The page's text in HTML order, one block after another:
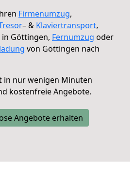
Firmenumzug,
– & Klaviertransport,
in Göttingen, Fernumzug oder
von Göttingen nach
in nur wenigen Minuten
kostenfreie Angebote.
Angebote erhalten